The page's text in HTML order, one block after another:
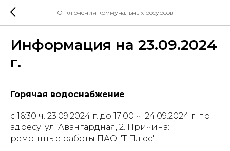
Отключения коммунальных ресурсов
Информация на 23.09.2024
г.
Горячая водоснабжение
с 16:30 ч. 23.09.2024 г. до 17:00 ч. 24.09.2024 г. по
адресу: ул. Авангардная, 2. Причина:
ремонтные работы ПАО "Т Плюс"